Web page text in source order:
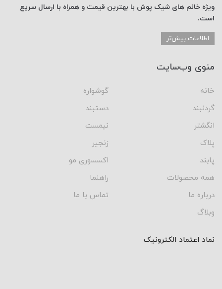
ویژه خانم های شیک پوش با بهترین قیمت و همراه با ارسال سریع
است.
اطلاعات بیش‌تر
منوی وب‌سایت
خانه
گوشواره
گردنبند
دستبند
انگشتر
نیمست
پلاک
زنجیر
پابند
اکسسوری مو
همه محصولات
راهنما
درباره ما
تماس با ما
وبلاگ
نماد اعتماد الکترونیک